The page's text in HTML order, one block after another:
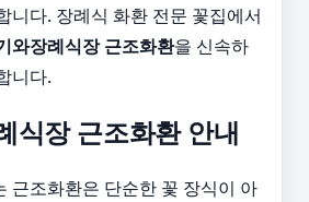
니다. 장례식 화환 전문 꽃집에서
와장례식장 근조화환을 신속하
니다.
식장 근조화환 안내
근조화환은 단순한 꽃 장식이 아